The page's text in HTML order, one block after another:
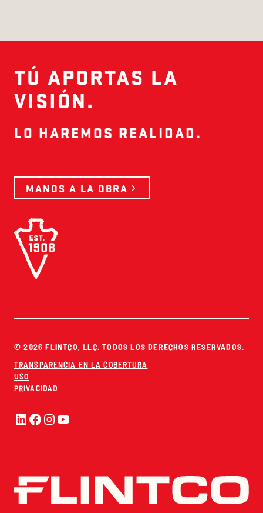
TÚ APORTAS LA
VISIÓN.
LO HAREMOS REALIDAD.
MANOS A LA OBRA
© 2026 FLINTCO, LLC. TODOS LOS DERECHOS RESERVADOS.
TRANSPARENCIA EN LA COBERTURA
USO
PRIVACIDAD
LinkedIn
Facebook
Instagram
YouTube